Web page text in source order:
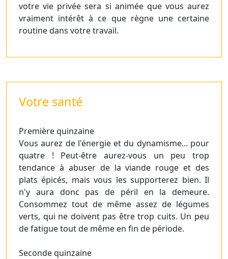
votre vie privée sera si animée que vous aurez
vraiment intérêt à ce que règne une certaine
routine dans votre travail.
Votre santé
Première quinzaine
Vous aurez de l'énergie et du dynamisme... pour
quatre ! Peut-être aurez-vous un peu trop
tendance à abuser de la viande rouge et des
plats épicés, mais vous les supporterez bien. Il
n'y aura donc pas de péril en la demeure.
Consommez tout de même assez de légumes
verts, qui ne doivent pas être trop cuits. Un peu
de fatigue tout de même en fin de période.
Seconde quinzaine